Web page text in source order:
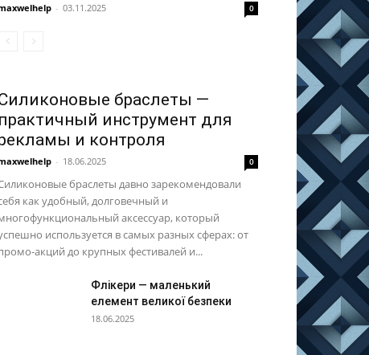
- 03.11.2025 0
браслеты —
практичный инструмент для
и контроля
- 18.06.2025 0
браслеты давно зарекомендовали
как удобный, долговечный и
аксессуар, который
используется в самых разных сферах: от
акций до крупных фестивалей и...
Флікери — маленький
елемент великої безпеки
18.06.2025